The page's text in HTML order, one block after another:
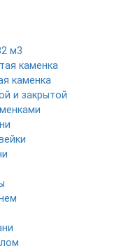
м3
каменка
каменка
и закрытой